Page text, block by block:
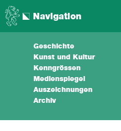
Navigation
Geschichte
Kunst und Kultur
Kenngrössen
Medienspiegel
Auszeichnungen
Archiv